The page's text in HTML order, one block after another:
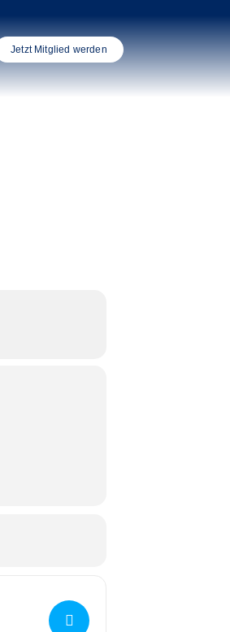
Jetzt Mitglied werden